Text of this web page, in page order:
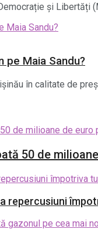
și Libertăți
pe Maia Sandu?
în calitate de
50 de
repercusiuni